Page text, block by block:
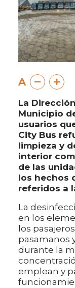
A
La
Municipio
usuarios
City Bus
limpieza y
interior
de las
los hechos
referidos a
La
en los
los
pasamanos
durante la
emplean y